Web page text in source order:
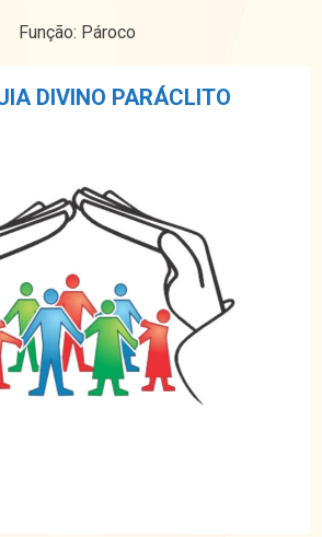
Função: Pároco
DIVINO PARÁCLITO